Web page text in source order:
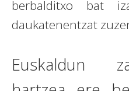
berbalditxo bat
daukatenentzat
Euskaldun